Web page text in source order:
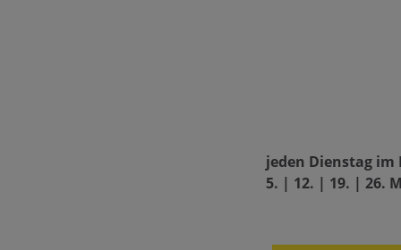
jeden Dienstag im
5. | 12. | 19. | 26.